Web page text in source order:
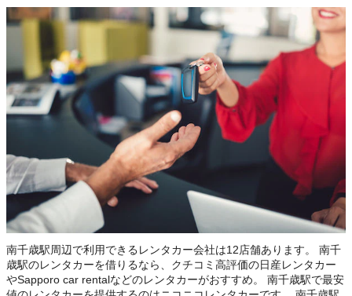
南千歳駅周辺で利用できるレンタカー会社は12店舗あります。 南千
歳駅のレンタカーを借りるなら、クチコミ高評価の日産レンタカー
やSapporo car rentalなどのレンタカーがおすすめ。 南千歳駅で最安